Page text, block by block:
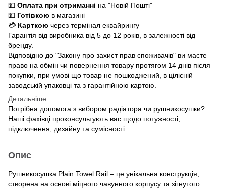
💵 Оплата при отриманні на "Новій Пошті"
💵 Готівкою в магазині
💳 Карткою через термінал еквайрингу
Гарантія від виробника від 5 до 12 років, в залежності від
бренду.
Відповідно до "Закону про захист прав споживачів" ви маєте
право на обмін чи повернення товару протягом 14 днів після
покупки, при умові що товар не пошкоджений, в цілісній
заводській упаковці та з гарантійною картою.
Детальніше
Потрібна допомога з вибором радіатора чи рушникосушки?
Наші фахівці проконсультують вас щодо потужності,
підключення, дизайну та сумісності.
Опис
Рушникосушка Plain Towel Rail – це унікальна конструкція,
створена на основі міцного чавунного корпусу та зігнутого